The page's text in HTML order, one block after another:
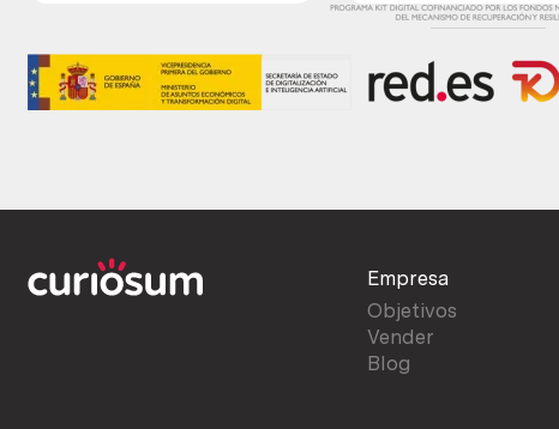
Empresa
Objetivos
Vender
Blog